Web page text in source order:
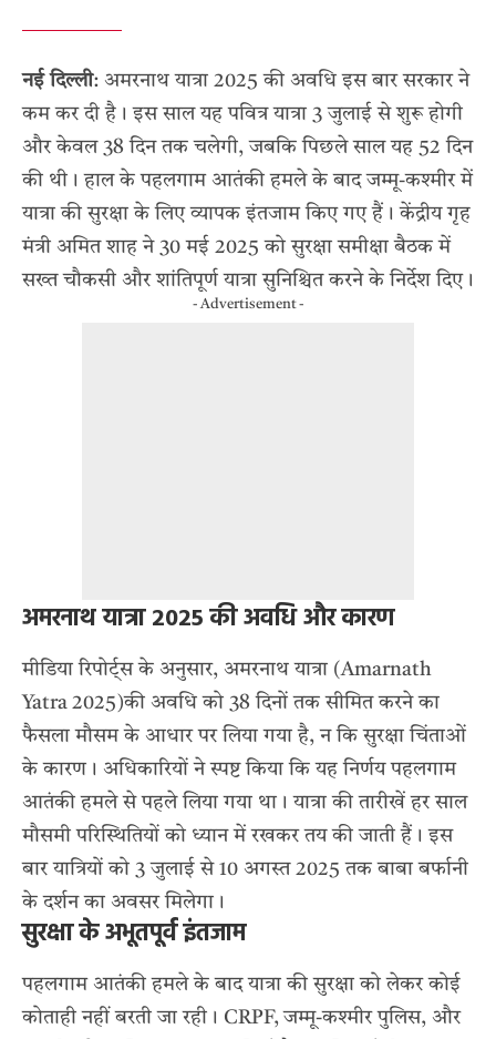
नई दिल्ली: अमरनाथ यात्रा 2025 की अवधि इस बार सरकार ने
कम कर दी है। इस साल यह पवित्र यात्रा 3 जुलाई से शुरू होगी
और केवल 38 दिन तक चलेगी, जबकि पिछले साल यह 52 दिन
की थी। हाल केपहलगाम आतंकी हमलेके बाद जम्मू-कश्मीर में
यात्रा की सुरक्षा के लिए व्यापक इंतजाम किए गए हैं। केंद्रीय गृह
मंत्री अमित शाह ने 30 मई 2025 को सुरक्षा समीक्षा बैठक में
सख्त चौकसी और शांतिपूर्ण यात्रा सुनिश्चित करने के निर्देश दिए।
- Advertisement -
अमरनाथ यात्रा 2025 की अवधि और कारण
मीडिया रिपोर्ट्स के अनुसार, अमरनाथ यात्रा (Amarnath
Yatra 2025)की अवधि को 38 दिनों तक सीमित करने का
फैसला मौसम के आधार पर लिया गया है, न कि सुरक्षा चिंताओं
के कारण। अधिकारियों ने स्पष्ट किया कि यह निर्णय पहलगाम
आतंकी हमले से पहले लिया गया था। यात्रा की तारीखें हर साल
मौसमी परिस्थितियों को ध्यान में रखकर तय की जाती हैं। इस
बार यात्रियों को 3 जुलाई से 10 अगस्त 2025 तक बाबा बर्फानी
के दर्शन का अवसर मिलेगा।
सुरक्षा के अभूतपूर्व इंतजाम
पहलगाम आतंकी हमले के बाद यात्रा की सुरक्षा को लेकर कोई
कोताही नहीं बरती जा रही। CRPF, जम्मू-कश्मीर पुलिस, और